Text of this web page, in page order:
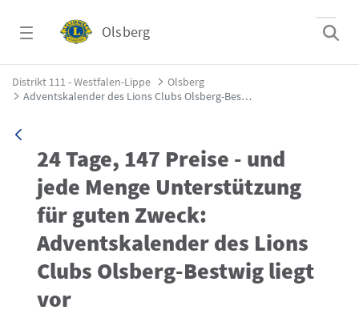
Olsberg
Adventskalender des Lions Clubs Olsberg-
Distrikt 111 - Westfalen-Lippe
Olsberg
Adventskalender des Lions Clubs Olsberg-Bestwig liegt vor
24 Tage, 147 Preise - und
jede Menge Unterstützung
für guten Zweck:
Adventskalender des Lions
Clubs Olsberg-Bestwig liegt
vor